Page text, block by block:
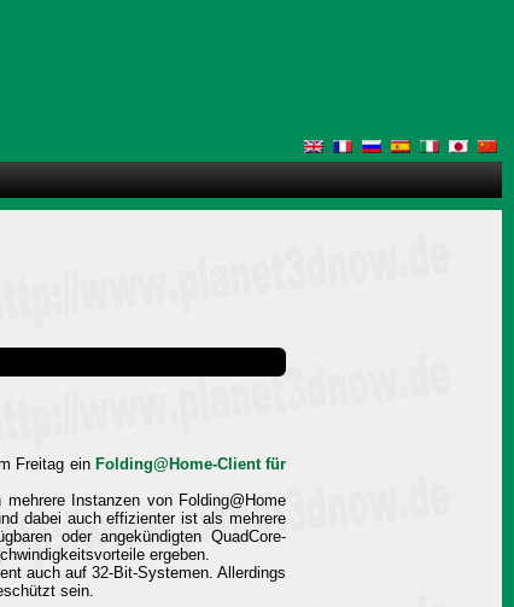
Freitag ein Folding@Home-Client für
Instanzen von Folding@Home
dabei auch effizienter ist als mehrere
oder angekündigten QuadCore-
ergeben.
auch auf 32-Bit-Systemen. Allerdings
sein.